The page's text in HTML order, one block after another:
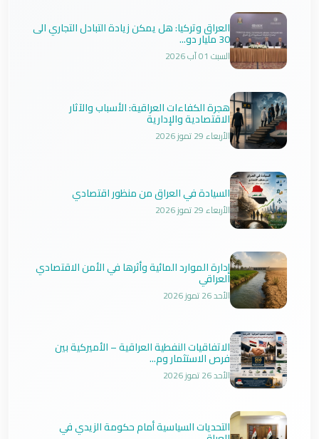
العراق وتركيا: هل يمكن زيادة التبادل التجاري الى
30 مليار دو...
السبت 01 آب 2026
هجرة الكفاءات العراقية: الأسباب والآثار
الاقتصادية والإدارية
الأربعاء 29 تموز 2026
السيادة في العراق من منظور اقتصادي
الأربعاء 29 تموز 2026
إدارة الموارد المائية وأثرها في الأمن الاقتصادي
العراقي
الأحد 26 تموز 2026
الاتفاقيات النفطية العراقية – الأميركية بين
فرص الاستثمار وم...
الأحد 26 تموز 2026
التحديات السياسية أمام حكومة الزيدي في